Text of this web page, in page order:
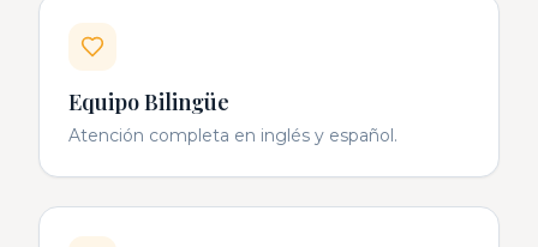
Equipo Bilingüe
Atención completa en inglés y español.